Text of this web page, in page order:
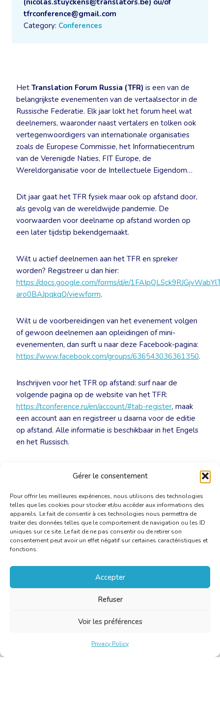
Gérer le consentement
Pour offrir les meilleures expériences, nous utilisons des technologies
telles que les cookies pour stocker et/ou accéder aux informations des
appareils. Le fait de consentir à ces technologies nous permettra de
traiter des données telles que le comportement de navigation ou les ID
uniques sur ce site. Le fait de ne pas consentir ou de retirer son
consentement peut avoir un effet négatif sur certaines caractéristiques et
fonctions.
Accepter
Refuser
Voir les préférences
Privacy Policy
(nicolas.stuyckens@translators.be) ou/of
tfrconference@gmail.com
Category: Conferences
Het Translation Forum Russia (TFR) is een van de
belangrijkste evenementen van de vertaalsector in de
Russische Federatie. Elk jaar lokt het forum heel wat
deelnemers, waaronder naast vertalers en tolken ook
vertegenwoordigers van internationale organisaties
zoals de Europese Commissie, het Informatiecentrum
van de Verenigde Naties, FIT Europe, de
Wereldorganisatie voor de Intellectuele Eigendom…
Dit jaar gaat het TFR fysiek maar ook op afstand door,
als gevolg van de wereldwijde pandemie. De
voorwaarden voor deelname op afstand worden op
een later tijdstip bekendgemaakt.
Wilt u actief deelnemen aan het TFR en spreker
worden? Registreer u dan hier:
https://docs.google.com/forms/d/e/
aro0BAJpqkqQ/viewform.
Wilt u de voorbereidingen van het evenement volgen
of gewoon deelnemen aan opleidingen of mini-
evenementen, dan surft u naar deze Facebook-pagina:
https://www.facebook.com/groups/636543036361350.
Inschrijven voor het TFR op afstand: surf naar de
volgende pagina op de website van het TFR:
https://tconference.ru/en/account/#tab-register, maak
een account aan en registreer u daarna voor de editie
op afstand. Alle informatie is beschikbaar in het Engels
en het Russisch.
nicolas.stuyckens@translators.be) terecht.